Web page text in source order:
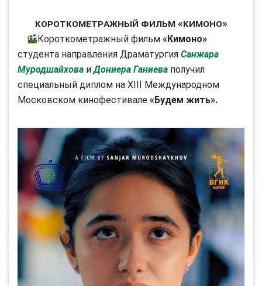
Короткометражный фильм «Кимоно»
Короткометражный фильм«Кимоно»
студента направления Драматургия Санжара
Муродшайхова иДониера Ганиева получил
специальный диплом на ХIII Международном
Московском кинофестивале «Будем жить».